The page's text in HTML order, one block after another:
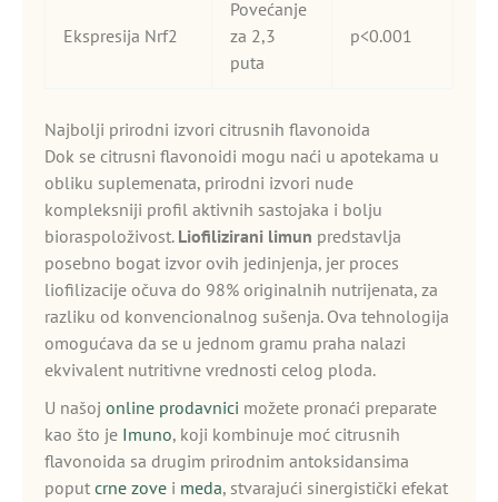
Ekspresija Nrf2
Povećanje
za 2,3
puta
p<0.001
Najbolji prirodni izvori citrusnih flavonoida
Dok se citrusni flavonoidi mogu naći u apotekama u
obliku suplemenata, prirodni izvori nude
kompleksniji profil aktivnih sastojaka i bolju
bioraspoloživost. Liofilizirani limun predstavlja
posebno bogat izvor ovih jedinjenja, jer proces
liofilizacije očuva do 98% originalnih nutrijenata, za
razliku od konvencionalnog sušenja. Ova tehnologija
omogućava da se u jednom gramu praha nalazi
ekvivalent nutritivne vrednosti celog ploda.
U našoj online prodavnici možete pronaći preparate
kao što je Imuno, koji kombinuje moć citrusnih
flavonoida sa drugim prirodnim antoksidansima
poput crne zove i meda, stvarajući sinergistički efekat